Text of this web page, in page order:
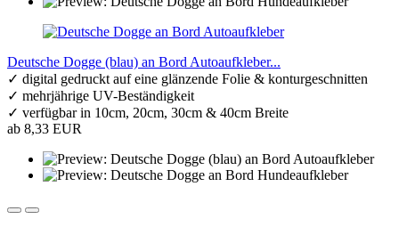
Deutsche Dogge (blau) an Bord Autoaufkleber...
✓ digital gedruckt auf eine glänzende Folie & konturgeschnitten
✓ mehrjährige UV-Beständigkeit
✓ verfügbar in 10cm, 20cm, 30cm & 40cm Breite
ab 8,33 EUR